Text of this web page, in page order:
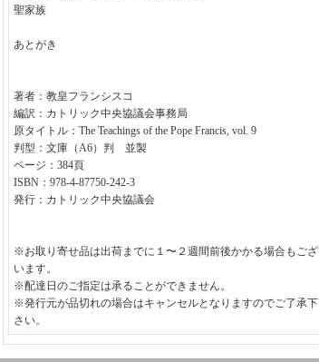
聖家族
あとがき
著者：教皇フランシスコ
編訳：カトリック中央協議会事務局
原タイトル：The Teachings of the Pope Francis, vol. 9
判型：文庫（A6）判 並製
ページ：384頁
ISBN：978-4-87750-242-3
発行：カトリック中央協議会
※お取り寄せ品は出荷までに１〜２週間前後かかる場合もござ
います。
※配達日のご指定は承ることができません。
※発行元が品切れの場合はキャンセルとなりますのでご了承下
さい。